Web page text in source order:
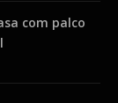
com palco